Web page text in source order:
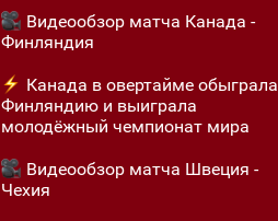
Видеообзор матча Канада -
Финляндия
Канада в овертайме обыграла
Финляндию и выиграла
молодёжный чемпионат мира
Видеообзор матча Швеция -
Чехия